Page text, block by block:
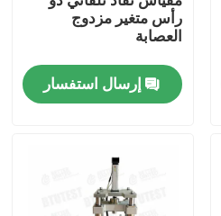
رأس متغير مزدوج
العصابة
إرسال استفسار